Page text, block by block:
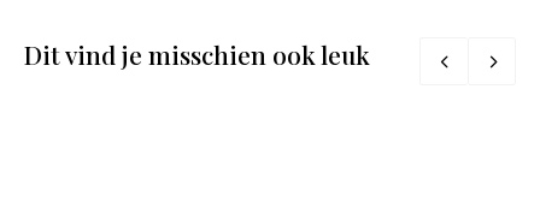
Dit vind je misschien ook leuk